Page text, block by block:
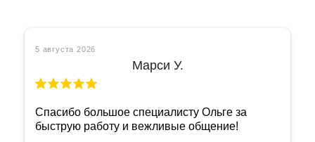
5 августа 2026
Марси У.
Спасибо большое специалисту Ольге за
быструю работу и вежливые общение!